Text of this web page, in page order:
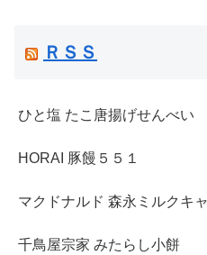
ＲＳＳ
ひと塩 たこ唐揚げせんべい
HORAI 豚饅５５１
マクドナルド 森永ミルクキ
千鳥屋宗家 みたらし小餅